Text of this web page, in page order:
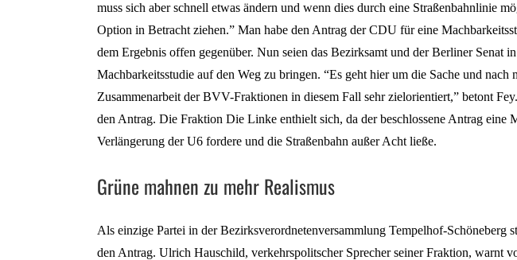
muss sich aber schnell etwas ändern und wenn dies durch eine Straßenbahnlinie
Option in Betracht ziehen.” Man habe den Antrag der CDU für eine
dem Ergebnis offen gegenüber. Nun seien das Bezirksamt und der Berliner Senat
Machbarkeitsstudie auf den Weg zu bringen. “Es geht hier um die Sache und nach
Zusammenarbeit der BVV-Fraktionen in diesem Fall sehr zielorientiert,” betont
den Antrag. Die Fraktion Die Linke enthielt sich, da der beschlossene Antrag eine
Verlängerung der U6 fordere und die Straßenbahn außer Acht ließe.
Grüne mahnen zu mehr Realismus
Als einzige Partei in der Bezirksverordnetenversammlung Tempelhof-Schöneberg
den Antrag. Ulrich Hauschild, verkehrspolitscher Sprecher seiner Fraktion, warnt